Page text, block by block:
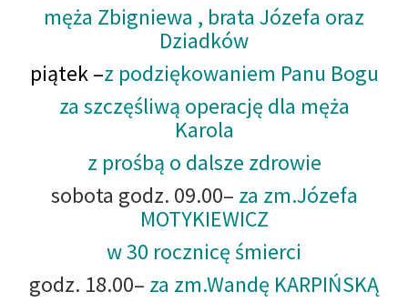
męża Zbigniewa , brata Józefa oraz
Dziadków
piątek –z podziękowaniem Panu Bogu
za szczęśliwą operację dla męża
Karola
z prośbą o dalsze zdrowie
sobota godz. 09.00– za zm.Józefa
MOTYKIEWICZ
w 30 rocznicę śmierci
godz. 18.00– za zm.Wandę KARPIŃSKĄ